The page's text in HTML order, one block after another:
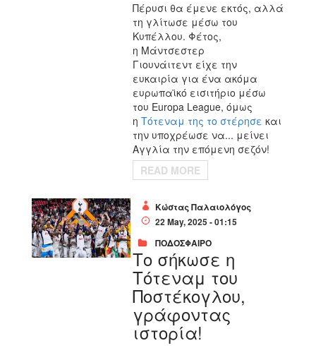
Πέρυσι θα έμενε εκτός, αλλά
τη γλίτωσε μέσω του
Κυπέλλου. Φέτος,
η Μάντσεστερ
Γιουνάιτεντ είχε την
ευκαιρία για ένα ακόμα
ευρωπαϊκό εισιτήριο μέσω
του Europa League, όμως
ηΤότεναμ της το στέρησε και
την υποχρέωσε να... μείνει
Αγγλία την επόμενη σεζόν!
READ MORE
Κώστας Παλαιολόγος
22 May, 2025 - 01:15
ΠΟΔΟΣΦΑΙΡΟ
Το σήκωσε η
Τότεναμ του
Ποστέκογλου,
γράφοντας
ιστορία!